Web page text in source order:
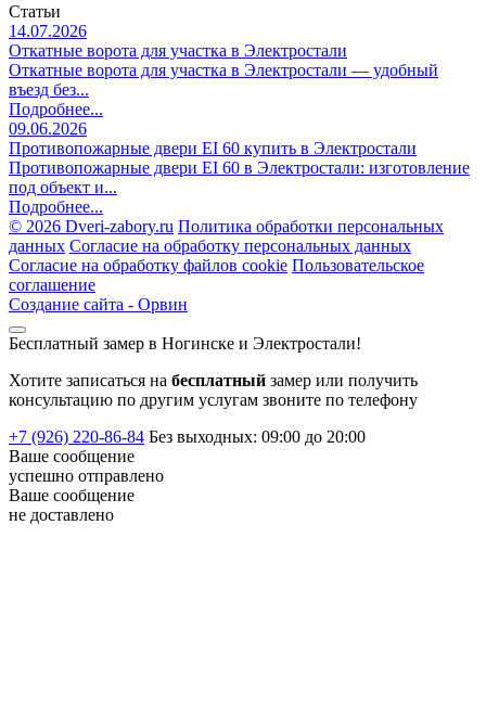
Статьи
14.07.2026
Откатные ворота для участка в Электростали
Откатные ворота для участка в Электростали — удобный
въезд без...
Подробнее...
09.06.2026
Противопожарные двери EI 60 купить в Электростали
Противопожарные двери EI 60 в Электростали: изготовление
под объект и...
Подробнее...
© 2026 Dveri-zabory.ru Политика обработки персональных
данных Согласие на обработку персональных данных
Согласие на обработку файлов cookie Пользовательское
соглашение
Создание сайта - Орвин
Бесплатный замер в Ногинске и Электростали!
Хотите записаться на бесплатный замер или получить
консультацию по другим услугам звоните по телефону
+7 (926) 220-86-84 Без выходных: 09:00 до 20:00
Ваше сообщение
успешно отправлено
Ваше сообщение
не доставлено